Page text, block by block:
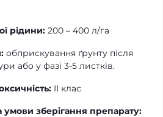
рідини: 200 – 400 л/га
обприскування ґрунту після
або у фазі 3-5 листків.
II клас
умови зберігання препарату: